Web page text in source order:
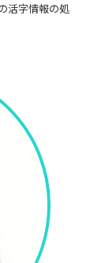
活字情報の処